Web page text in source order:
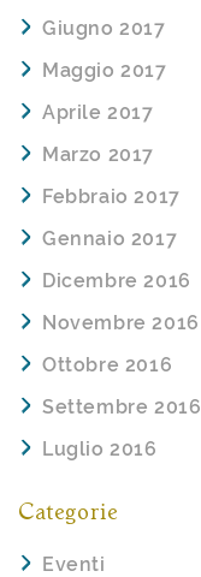
Giugno 2017
Maggio 2017
Aprile 2017
Marzo 2017
Febbraio 2017
Gennaio 2017
Dicembre 2016
Novembre 2016
Ottobre 2016
Settembre 2016
Luglio 2016
Categorie
Eventi